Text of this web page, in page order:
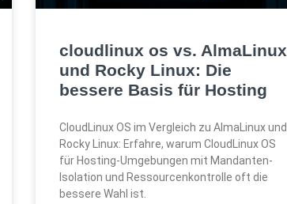
cloudlinux os vs. AlmaLinux
und Rocky Linux: Die
bessere Basis für Hosting
CloudLinux OS im Vergleich zu AlmaLinux und
Rocky Linux: Erfahre, warum CloudLinux OS
für Hosting-Umgebungen mit Mandanten-
Isolation und Ressourcenkontrolle oft die
bessere Wahl ist.